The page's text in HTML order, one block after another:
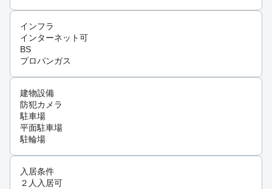
インフラ
インターネット可
BS
プロパンガス
建物設備
防犯カメラ
駐車場
平面駐車場
駐輪場
入居条件
２人入居可